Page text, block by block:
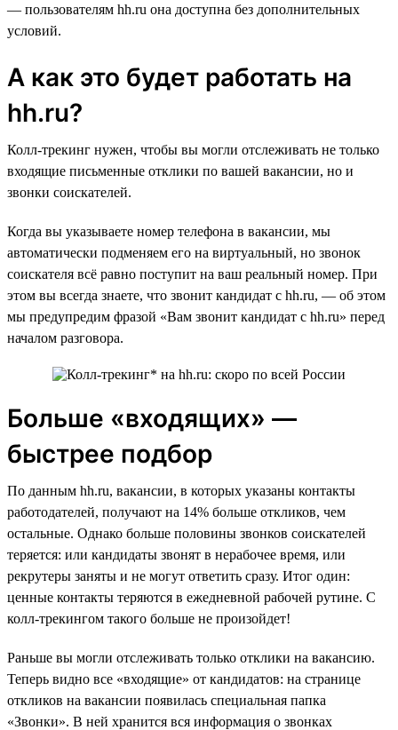
— пользователям hh.ru она доступна без дополнительных
условий.
А как это будет работать на
hh.ru?
Колл-трекинг нужен, чтобы вы могли отслеживать не только
входящие письменные отклики по вашей вакансии, но и
звонки соискателей.
Когда вы указываете номер телефона в вакансии, мы
автоматически подменяем его на виртуальный, но звонок
соискателя всё равно поступит на ваш реальный номер. При
этом вы всегда знаете, что звонит кандидат с hh.ru, — об этом
мы предупредим фразой «Вам звонит кандидат с hh.ru» перед
началом разговора.
Больше «входящих» —
быстрее подбор
По данным hh.ru, вакансии, в которых указаны контакты
работодателей, получают на 14% больше откликов, чем
остальные. Однако больше половины звонков соискателей
теряется: или кандидаты звонят в нерабочее время, или
рекрутеры заняты и не могут ответить сразу. Итог один:
ценные контакты теряются в ежедневной рабочей рутине. С
колл-трекингом такого больше не произойдет!
Раньше вы могли отслеживать только отклики на вакансию.
Теперь видно все «входящие» от кандидатов: на странице
откликов на вакансии появилась специальная папка
«Звонки». В ней хранится вся информация о звонках